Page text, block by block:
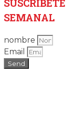
SUSCRÍBETE
SEMANAL
nombre
Email
Send